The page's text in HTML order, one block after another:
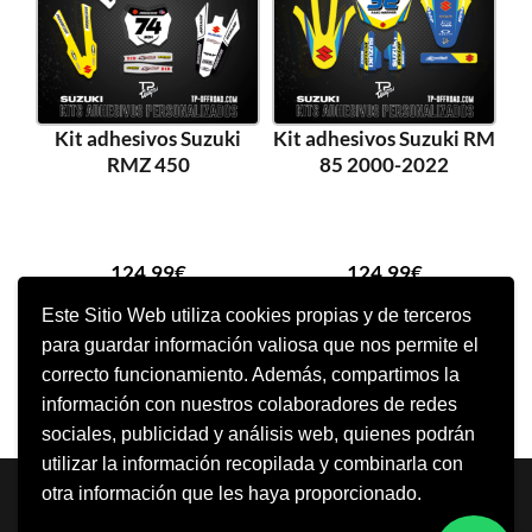
Este Sitio Web utiliza cookies propias y de terceros
para guardar información valiosa que nos permite el
correcto funcionamiento. Además, compartimos la
información con nuestros colaboradores de redes
sociales, publicidad y análisis web, quienes podrán
utilizar la información recopilada y combinarla con
otra información que les haya proporcionado.
Kit adhesivos Suzuki
RMZ 450
124,99€
AÑADIR AL CARRITO
Kit adhesivos Suzuki RM
85 2000-2022
124,99€
AÑADIR AL CARRITO
Neve | Funciona gracias a WordPress